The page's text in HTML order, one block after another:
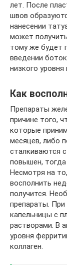
лет. После
швов
нанесении
может
тому же будет
введении
низкого уровня
Как
Препараты
причине того,
которые
месяцев, либо
сталкиваются
повышен, тогда
Несмотря на
восполнить
получится.
препараты. При
капельницы с
растворами. В
уровня
коллаген.